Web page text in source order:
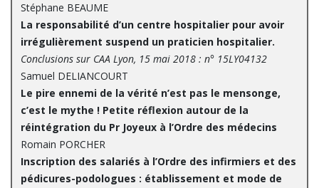
Stéphane BEAUME
La responsabilité d’un centre hospitalier pour avoir
irrégulièrement suspend un praticien hospitalier.
Conclusions sur CAA Lyon, 15 mai 2018 : n° 15LY04132
Samuel DELIANCOURT
Le pire ennemi de la vérité n’est pas le mensonge,
c’est le mythe ! Petite réflexion autour de la
réintégration du Pr Joyeux à l’Ordre des médecins
Romain PORCHER
Inscription des salariés à l’Ordre des infirmiers et des
pédicures-podologues : établissement et mode de